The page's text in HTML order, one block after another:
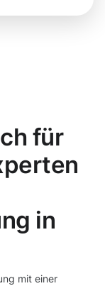
für
in
mit einer